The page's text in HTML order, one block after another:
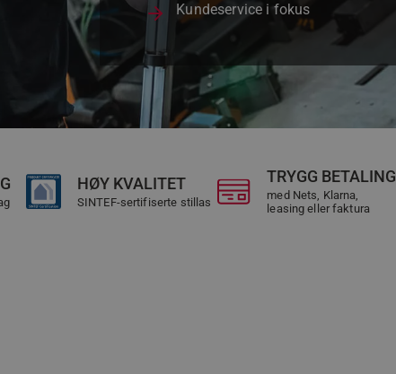
Kundeservice i fokus
HØY KVALITET
SINTEF-sertifiserte stillas
TRYGG BETALING
med Nets, Klarna,
leasing eller faktura